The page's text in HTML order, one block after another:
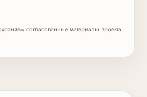
согласованные материалы проекта.